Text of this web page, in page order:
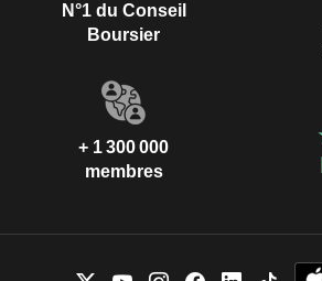
N°1 du Conseil
Boursier
+ 1 300 000
membres